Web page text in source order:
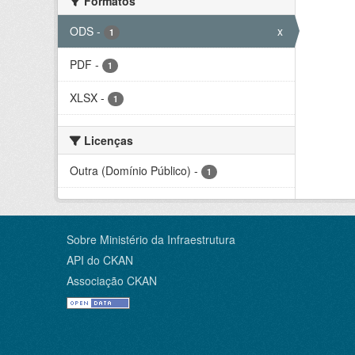
ODS - 1 x
PDF - 1
XLSX - 1
Licenças
Outra (Domínio Público) - 1
Sobre Ministério da Infraestrutura
API do CKAN
Associação CKAN